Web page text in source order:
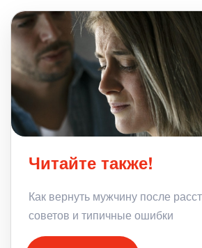
Читайте также!
Как вернуть мужчину после
советов и типичные ошибки